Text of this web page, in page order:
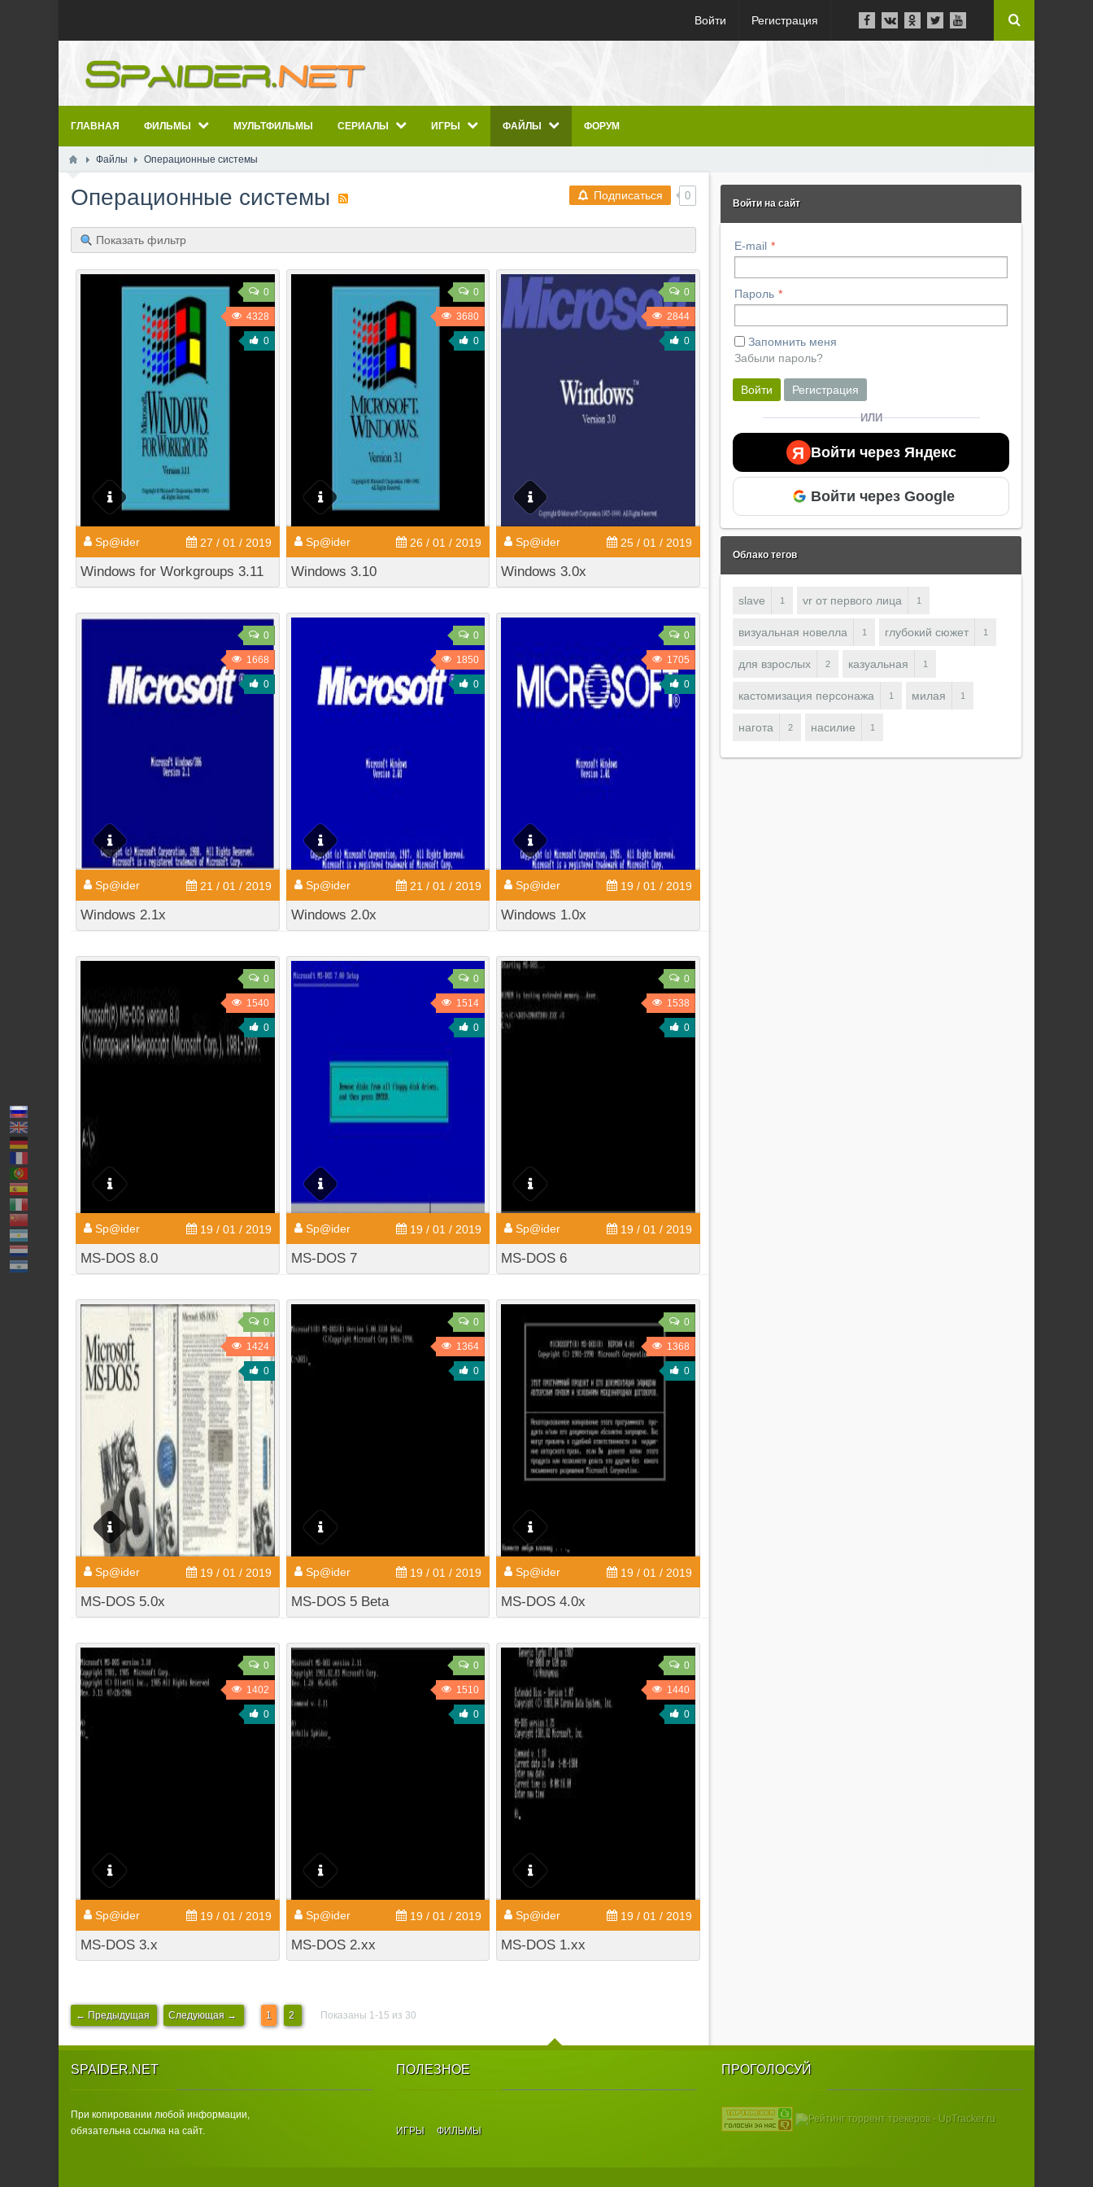
Войти Регистрация
ГЛАВНАЯ ФИЛЬМЫ МУЛЬТФИЛЬМЫ СЕРИАЛЫ ИГРЫ ФАЙЛЫ ФОРУМ
Файлы Операционные системы
Подписаться 0
Операционные системы
Показать фильтр
0
4328
0
Sp@ider 27 / 01 / 2019
Windows for Workgroups 3.11
0
3680
0
Sp@ider 26 / 01 / 2019
Windows 3.10
0
2844
0
Sp@ider 25 / 01 / 2019
Windows 3.0x
0
1668
0
Sp@ider 21 / 01 / 2019
Windows 2.1x
0
1850
0
Sp@ider 21 / 01 / 2019
Windows 2.0x
0
1705
0
Sp@ider 19 / 01 / 2019
Windows 1.0x
0
1540
0
Sp@ider 19 / 01 / 2019
MS-DOS 8.0
0
1514
0
Sp@ider 19 / 01 / 2019
MS-DOS 7
0
1538
0
Sp@ider 19 / 01 / 2019
MS-DOS 6
0
1424
0
Sp@ider 19 / 01 / 2019
MS-DOS 5.0x
0
1364
0
Sp@ider 19 / 01 / 2019
MS-DOS 5 Beta
0
1368
0
Sp@ider 19 / 01 / 2019
MS-DOS 4.0x
0
1402
0
Sp@ider 19 / 01 / 2019
MS-DOS 3.x
0
1510
0
Sp@ider 19 / 01 / 2019
MS-DOS 2.xx
0
1440
0
Sp@ider 19 / 01 / 2019
MS-DOS 1.xx
← Предыдущая Следующая → 1 2 Показаны 1-15 из 30
Войти на сайт
E-mail
Пароль
Запомнить меня
Забыли пароль?
Войти Регистрация
ИЛИ
Я Войти через Яндекс
Войти через Google
Облако тегов
slave 1 vr от первого лица 1
визуальная новелла 1 глубокий сюжет 1
для взрослых 2 казуальная 1
кастомизация персонажа 1 милая 1
нагота 2 насилие 1
SPAIDER.NET
При копировании любой информации,
обязательна ссылка на сайт.
ПОЛЕЗНОЕ
ИГРЫ ФИЛЬМЫ
ПРОГОЛОСУЙ